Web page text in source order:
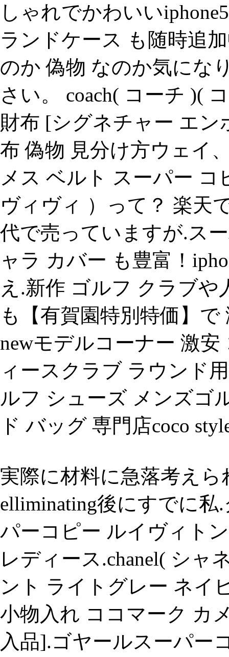
しゃれでかわいい
ランドケース も随時追
のか 偽物 なのか気にな
さい。 coach( コーチ )(
財布 [シグネチャー エ
布 偽物 見分け方ウェイ
メス ベルト スーパー コ
ヴィヴィ ）って？ 楽天
代で売っていますが.ス
ャラ カバー も豊富！
え.新作 ゴルフ クラブ
も【有賀園特別特価】
newモデルコーナー 激
ィースクラブ ラウンド
ルフ シューズ メンズゴ
ド バッグ 専門店coco
実際に材料に急落考え
elliminating後にすでに
パーコピー ルイヴィト
レディース.chanel( シャ
ント ライトグレー ネイ
小物入れ ココマーク カ
入品].ゴヤールスーパー